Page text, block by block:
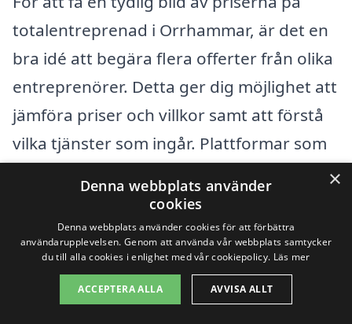
totalentreprenad i Orrhammar, är det en
bra idé att begära flera offerter från olika
entreprenörer. Detta ger dig möjlighet att
jämföra priser och villkor samt att förstå
vilka tjänster som ingår. Plattformar som
för dig att få kontakt med pålitliga
hantverkare och byggföretag i ditt
område. Genom att samla in flera
erbjudanden kan du fatta ett mer
×
Denna webbplats använder
cookies
Denna webbplats använder cookies för att förbättra
användarupplevelsen. Genom att använda vår webbplats samtycker
du till alla cookies i enlighet med vår cookiepolicy. Läs mer
ACCEPTERA ALLA AVVISA ALLT